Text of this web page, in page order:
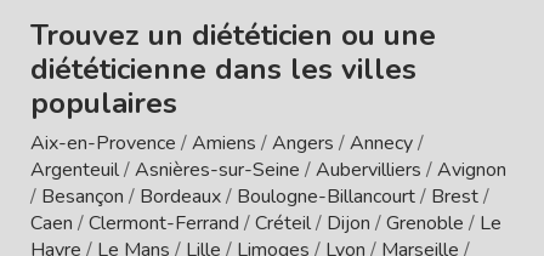
Trouvez un diététicien ou une
diététicienne dans les villes
populaires
Aix-en-Provence /Amiens /Angers /Annecy/
Argenteuil/Asnières-sur-Seine /Aubervilliers /Avignon
/ Besançon / Bordeaux/ Boulogne-Billancourt/ Brest/
Caen /Clermont-Ferrand /Créteil/ Dijon /Grenoble / Le
Havre / Le Mans / Lille / Limoges / Lyon / Marseille /